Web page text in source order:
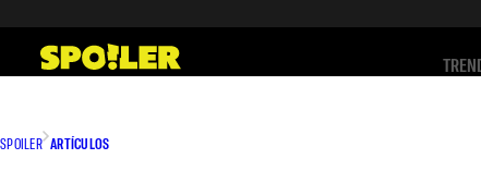
contenido
SPOILER ARTÍCULOS